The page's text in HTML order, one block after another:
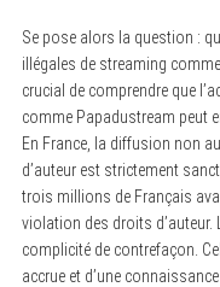
Se pose alors la question :
illégales de streaming
crucial de comprendre que
comme Papadustream peut
En France, la diffusion non
d’auteur est strictement
trois millions de Français
violation des droits
complicité de contrefaçon.
accrue et d’une